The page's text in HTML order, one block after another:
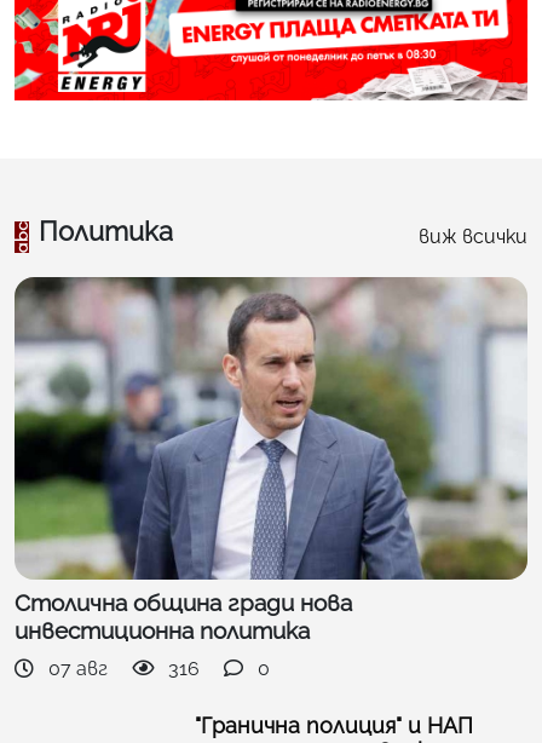
Политика виж всички
Столична община гради нова
инвестиционна политика
07 авг 316 0
"Гранична полиция" и НАП